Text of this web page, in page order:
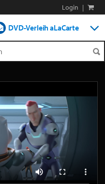
Login |
DVD-Verleih aLaCarte
Blog